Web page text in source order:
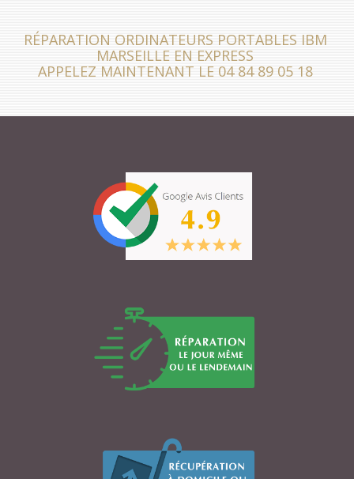
RÉPARATION ORDINATEURS PORTABLES IBM
MARSEILLE EN EXPRESS
APPELEZ MAINTENANT LE 04 84 89 05 18